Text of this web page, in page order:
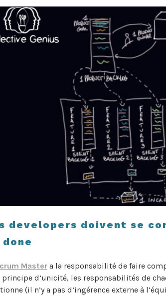
developers doivent se
done
Master a la responsabilité de faire
principe d’unicité, les responsabilités de
(il n’y a pas d’ingérence externe à